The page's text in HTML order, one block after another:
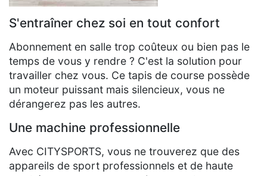
S'entraîner chez soi en tout confort
Abonnement en salle trop coûteux ou bien pas le
temps de vous y rendre ? C'est la solution pour
travailler chez vous. Ce tapis de course possède
un moteur puissant mais silencieux, vous ne
dérangerez pas les autres.
Une machine professionnelle
Avec CITYSPORTS, vous ne trouverez que des
appareils de sport professionnels et de haute